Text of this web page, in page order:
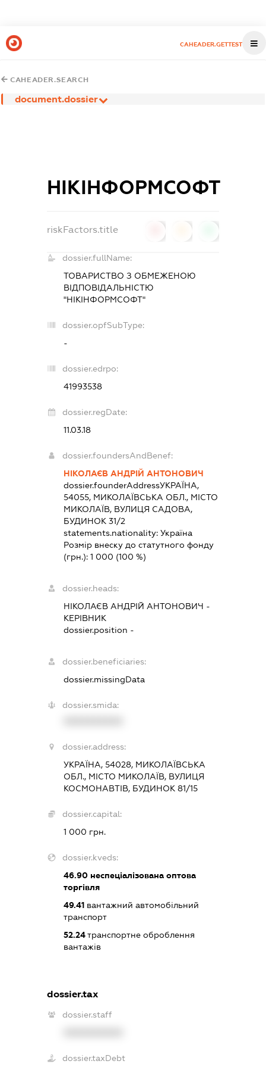
CAHEADER.GETTEST
CAHEADER.SEARCH
document.dossier
НІКІНФОРМСОФТ
riskFactors.title
dossier.fullName:
ТОВАРИСТВО З ОБМЕЖЕНОЮ
ВІДПОВІДАЛЬНІСТЮ
"НІКІНФОРМСОФТ"
dossier.opfSubType:
-
dossier.edrpo:
41993538
dossier.regDate:
11.03.18
dossier.foundersAndBenef:
НІКОЛАЄВ АНДРІЙ АНТОНОВИЧ
dossier.founderAddressУКРАЇНА,
54055, МИКОЛАЇВСЬКА ОБЛ., МІСТО
МИКОЛАЇВ, ВУЛИЦЯ САДОВА,
БУДИНОК 31/2
statements.nationality:Україна
Розмір внеску до статутного фонду
(грн.):1 000 (100 %)
dossier.heads:
НІКОЛАЄВ АНДРІЙ АНТОНОВИЧ -
КЕРІВНИК
dossier.position -
dossier.beneficiaries:
dossier.missingData
dossier.smida:
dossier.address:
УКРАЇНА, 54028, МИКОЛАЇВСЬКА
ОБЛ., МІСТО МИКОЛАЇВ, ВУЛИЦЯ
КОСМОНАВТІВ, БУДИНОК 81/15
dossier.capital:
1 000 грн.
dossier.kveds:
46.90 неспеціалізована оптова
торгівля
49.41 вантажний автомобільний
транспорт
52.24транспортне оброблення
вантажів
dossier.tax
dossier.staff
dossier.taxDebt